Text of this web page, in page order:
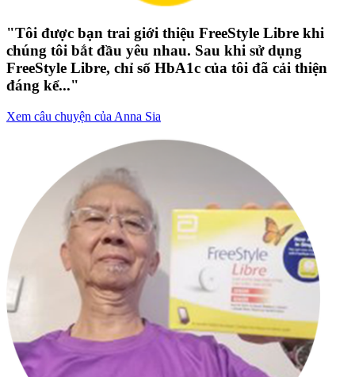
"Tôi được bạn trai giới thiệu FreeStyle Libre khi
chúng tôi bắt đầu yêu nhau. Sau khi sử dụng
FreeStyle Libre, chỉ số HbA1c của tôi đã cải thiện
đáng kể..."
Xem câu chuyện của Anna Sia